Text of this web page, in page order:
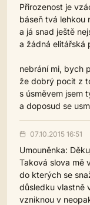
Přirozenost je
báseň tvá lehkou
a já snad ještě
a žádná elitářská
nebrání mi, bych
že dobrý pocit z
s úsměvem jsem
a doposud se
07.10.2015 16:51
Umouněnka:
Taková slova mě
do kterých se
důsledku vlastně
vzniknou v